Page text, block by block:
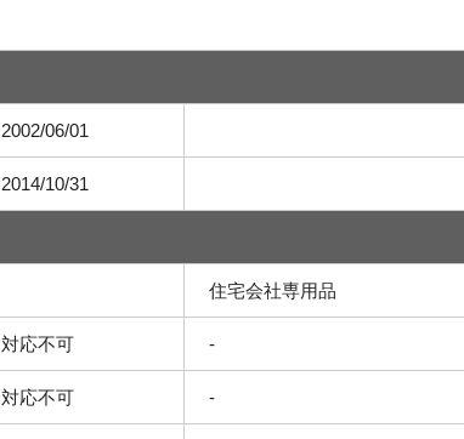
2002/06/01
2014/10/31
住宅会社専用品
対応不可 -
対応不可 -